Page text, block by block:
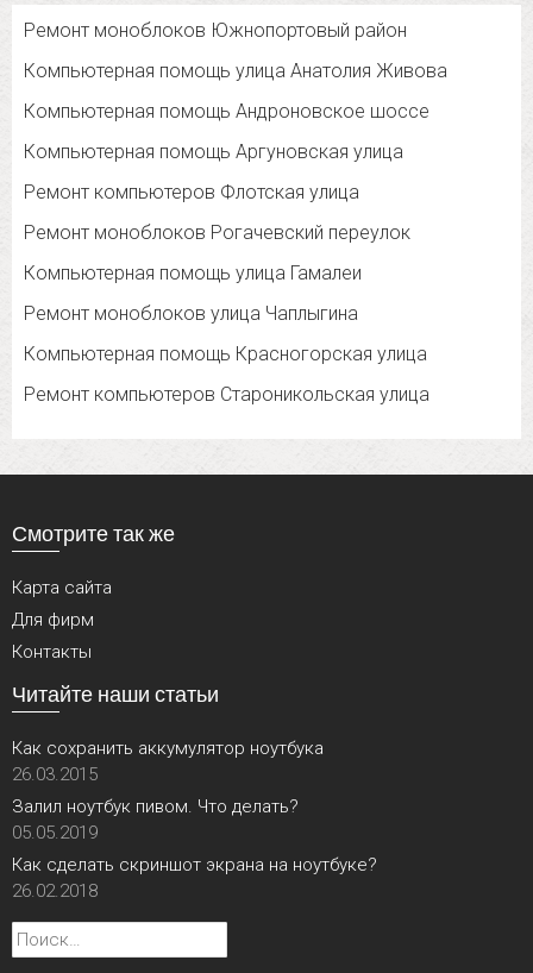
Ремонт моноблоков Южнопортовый район
Компьютерная помощь улица Анатолия Живова
Компьютерная помощь Андроновское шоссе
Компьютерная помощь Аргуновская улица
Ремонт компьютеров Флотская улица
Ремонт моноблоков Рогачевский переулок
Компьютерная помощь улица Гамалеи
Ремонт моноблоков улица Чаплыгина
Компьютерная помощь Красногорская улица
Ремонт компьютеров Староникольская улица
Смотрите так же
Карта сайта
Для фирм
Контакты
Читайте наши статьи
Как сохранить аккумулятор ноутбука
26.03.2015
Залил ноутбук пивом. Что делать?
05.05.2019
Как сделать скриншот экрана на ноутбуке?
26.02.2018
Найти: